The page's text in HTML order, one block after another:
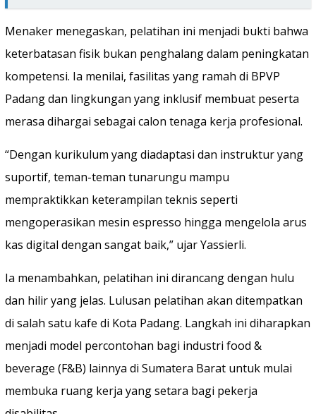
Menaker menegaskan, pelatihan ini menjadi bukti bahwa
keterbatasan fisik bukan penghalang dalam peningkatan
kompetensi. Ia menilai, fasilitas yang ramah di BPVP
Padang dan lingkungan yang inklusif membuat peserta
merasa dihargai sebagai calon tenaga kerja profesional.
“Dengan kurikulum yang diadaptasi dan instruktur yang
suportif, teman-teman tunarungu mampu
mempraktikkan keterampilan teknis seperti
mengoperasikan mesin espresso hingga mengelola arus
kas digital dengan sangat baik,” ujar Yassierli.
Ia menambahkan, pelatihan ini dirancang dengan hulu
dan hilir yang jelas. Lulusan pelatihan akan ditempatkan
di salah satu kafe di Kota Padang. Langkah ini diharapkan
menjadi model percontohan bagi industri food &
beverage (F&B) lainnya di Sumatera Barat untuk mulai
membuka ruang kerja yang setara bagi pekerja